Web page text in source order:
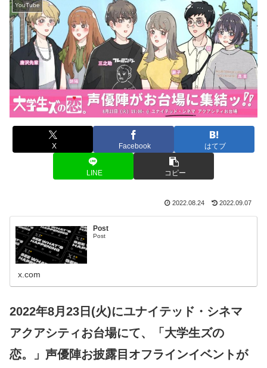
YouTube
X Facebook はてブ
LINE コピー
2022.08.24 2022.09.07
Post
Post
x.com
2022年8月23日(火)にユナイテッド・シネマ
アクアシティお台場にて、「大学生ズの
恋。」声優陣お披露目オフラインイベントが